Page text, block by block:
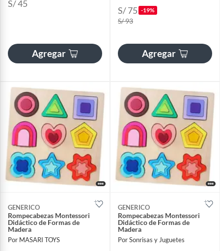
S/ 45
Agregar
S/ 75 -19%
S/ 93
Agregar
GENERICO
Rompecabezas Montessori
Didáctico de Formas de
Madera
Por MASARI TOYS
GENERICO
Rompecabezas Montessori
Didáctico de Formas de
Madera
Por Sonrisas y Juguetes